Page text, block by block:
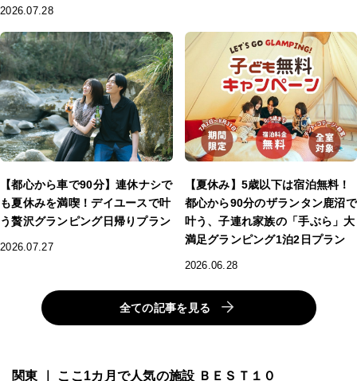
2026.07.28
【都心から車で90分】連休ナシで
も夏休みを満喫！デイユースで叶
う贅沢グランピング日帰りプラン
2026.07.27
【夏休み】5歳以下は宿泊無料！
都心から90分のザランタン鹿沼で
叶う、子連れ家族の「手ぶら」大
満足グランピング1泊2日プラン
2026.06.28
全ての記事を見る
関東 ｜ ここ1カ月で人気の施設 ＢＥＳＴ１０